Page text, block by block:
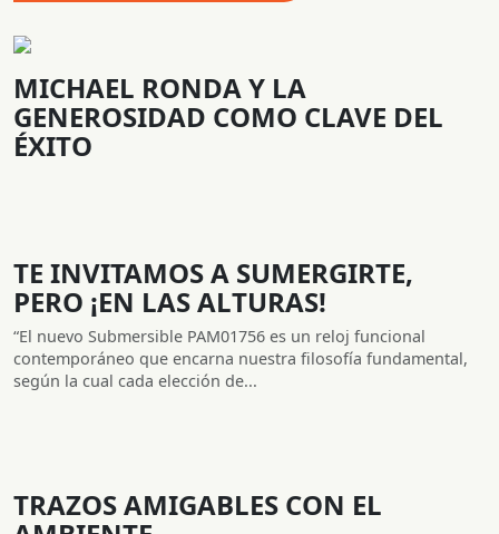
MICHAEL RONDA Y LA
GENEROSIDAD COMO CLAVE DEL
ÉXITO
TE INVITAMOS A SUMERGIRTE,
PERO ¡EN LAS ALTURAS!
“El nuevo Submersible PAM01756 es un reloj funcional
contemporáneo que encarna nuestra filosofía fundamental,
según la cual cada elección de...
TRAZOS AMIGABLES CON EL